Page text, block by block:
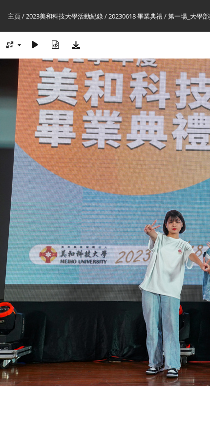
主頁/2023美和科技大學活動紀錄/20230618 畢業典禮 /第一場_大學